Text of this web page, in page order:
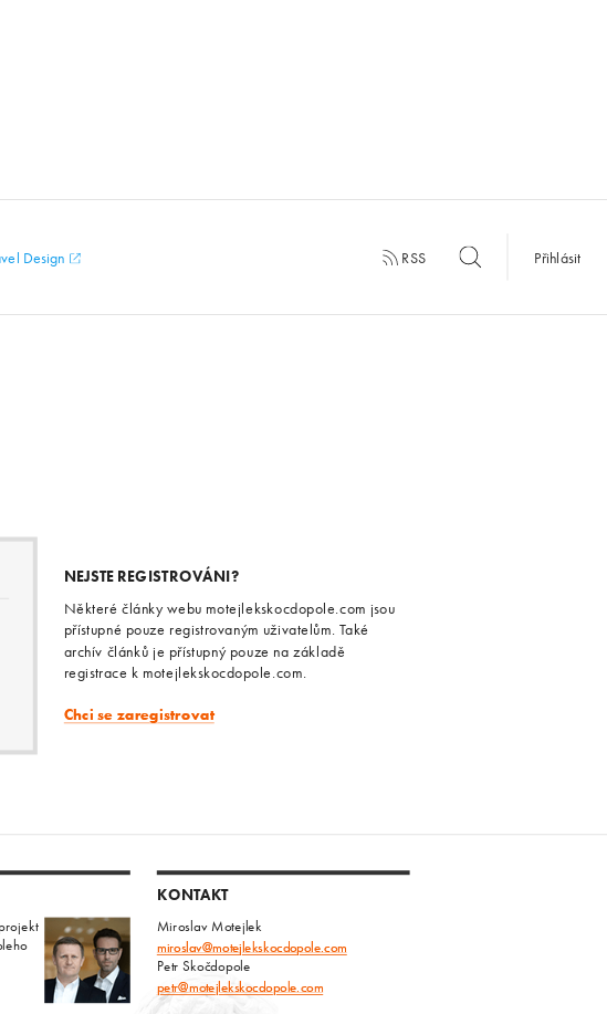
Design RSS Přihlásit
NEJSTE REGISTROVÁNI?
Některé články webu motejlekskocdopole.com jsou
přístupné pouze registrovaným uživatelům. Také
archív článků je přístupný pouze na základě
registrace k motejlekskocdopole.com.
Chci se zaregistrovat
KONTAKT
Miroslav Motejlek
miroslav@motejlekskocdopole.com
Petr Skočdopole
petr@motejlekskocdopole.com